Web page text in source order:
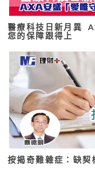
醫療科技日新月異
您的保障跟得上
按揭奇難雜症：缺契